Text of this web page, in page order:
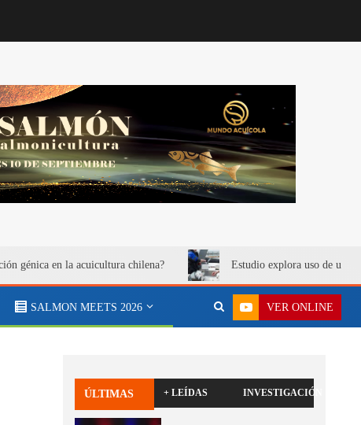
génica en la acuicultura chilena? Estudio explora uso de urea
SALMON MEETS 2026 VER ONLINE
ÚLTIMAS + LEÍDAS INVESTIGACIÓN